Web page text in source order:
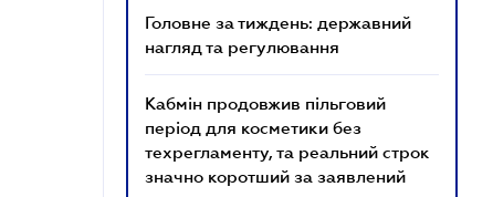
Головне за тиждень: державний
нагляд та регулювання
Кабмін продовжив пільговий
період для косметики без
техрегламенту, та реальний строк
значно коротший за заявлений